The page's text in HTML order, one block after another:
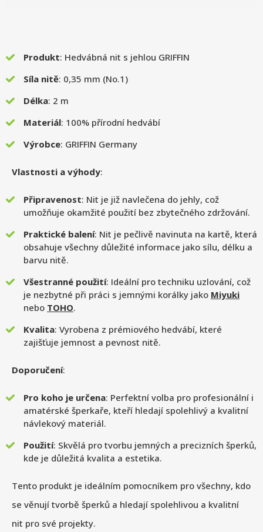
Produkt: Hedvábná nit s jehlou GRIFFIN
Síla nitě: 0,35 mm (No.1)
Délka: 2 m
Materiál: 100% přírodní hedvábí
Výrobce: GRIFFIN Germany
Vlastnosti a výhody:
Připravenost: Nit je již navlečena do jehly, což
umožňuje okamžité použití bez zbytečného zdržování.
Praktické balení: Nit je pečlivě navinuta na kartě, která
obsahuje všechny důležité informace jako sílu, délku a
barvu nitě.
Všestranné použití: Ideální pro techniku uzlování, což
je nezbytné při práci s jemnými korálky jako Miyuki
nebo TOHO.
Kvalita: Vyrobena z prémiového hedvábí, které
zajišťuje jemnost a pevnost nitě.
Doporučení:
Pro koho je určena: Perfektní volba pro profesionální i
amatérské šperkaře, kteří hledají spolehlivý a kvalitní
návlekový materiál.
Použití: Skvělá pro tvorbu jemných a precizních šperků,
kde je důležitá kvalita a estetika.
Tento produkt je ideálním pomocníkem pro všechny, kdo
se věnují tvorbě šperků a hledají spolehlivou a kvalitní
nit pro své projekty.